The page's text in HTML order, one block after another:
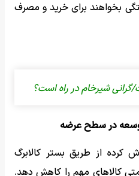
بخواهند برای خرید و مصرف
شیرخام در راه است؟
توسعه در سطح عرضه
کرده از طریق بستر کالابرگ
کالاهای مهم را کاهش دهد.